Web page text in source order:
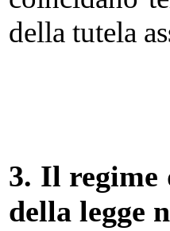
della tutela
3. Il regime
della legge